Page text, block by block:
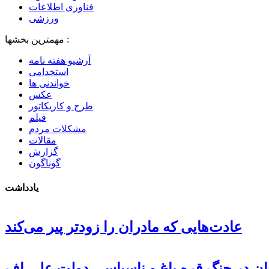
فناوری اطلاعات
ورزشی
مهمترین بخشها :
آرشیو هفته نامه
استخدامی
خواندنی ها
عکس
طرح و کاریکاتور
فیلم
مشکلات مردم
مقالات
گزارش
گوناگون
یادداشت
عادت‌هایی که مادران را زودتر پیر می‌کند